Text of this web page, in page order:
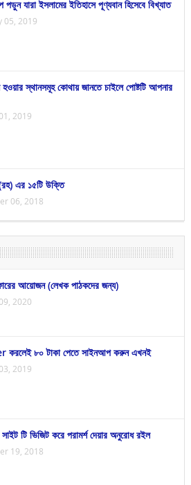
পড়ুন যারা ইসলামের ইতিহাসে পূণ্যবান হিসেবে বিখ্যাত
05, 2019
স্থানসমূহ কোথায় জানতে চাইলে পোষ্টটি আপনার
2019
এর ১৫টি উক্তি
06, 2018
আয়োজন (লেখক পাঠকদের জন্য)
2020
৮০ টাকা পেতে সাইনআপ করুন এখনই
2019
সাইট টি ভিজিট করে পরামর্শ দেয়ার অনুরোধ রইল
19, 2018